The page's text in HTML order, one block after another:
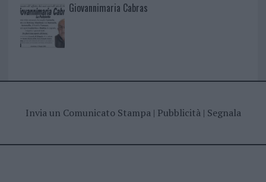
Giovannimaria Cabras
Invia un Comunicato Stampa| Pubblicità| Segnala